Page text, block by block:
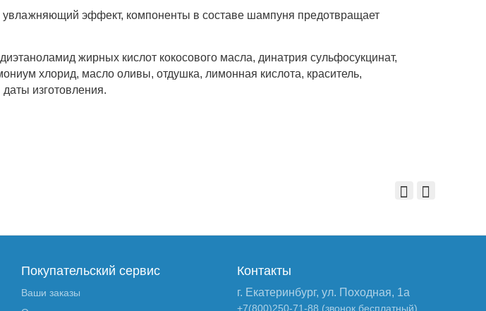
увлажняющий эффект, компоненты в составе шампуня предотвращает
жирных кислот кокосового масла, динатрия сульфосукцинат,
хлорид, масло оливы, отдушка, лимонная кислота, краситель,
изготовления.
Покупательский сервис
Ваши заказы
Контакты
г. Екатеринбург, ул. Походная, 1а
+7(800)250-71-88 (звонок бесплатный)